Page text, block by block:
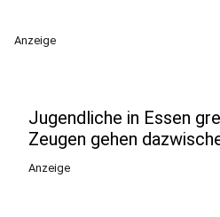
Anzeige
Jugendliche in Essen
Zeugen gehen
Anzeige